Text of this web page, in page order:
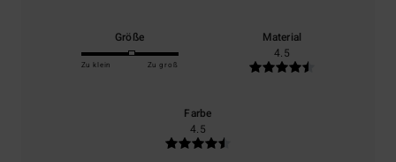
Größe
Zu klein Zu groß
Material
4.5
Farbe
4.5